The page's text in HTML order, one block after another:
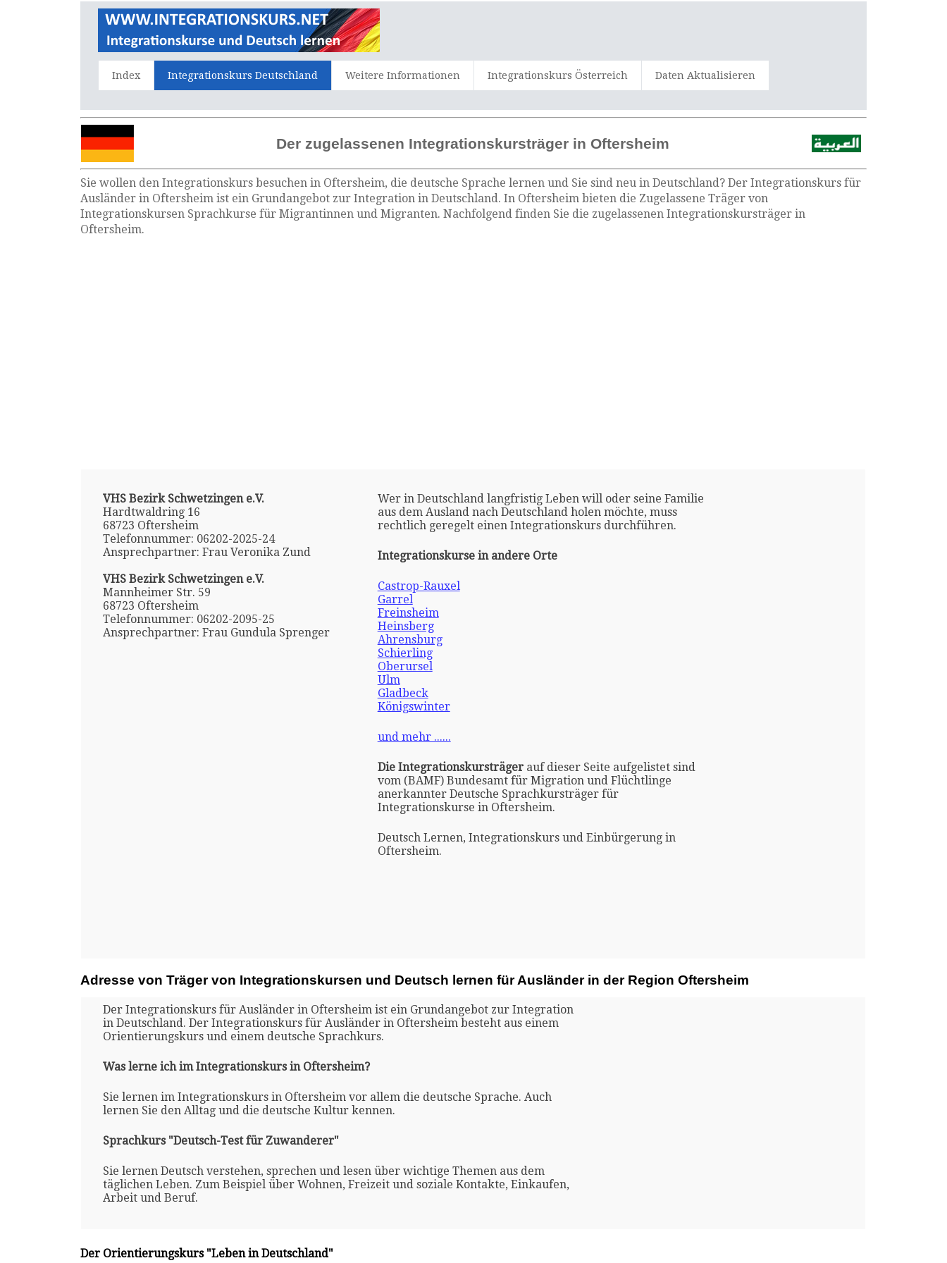
Index Integrationskurs Deutschland Weitere Informationen Integrationskurs Österreich Daten Aktualisieren
Der zugelassenen Integrationskursträger in Oftersheim
Sie wollen den Integrationskurs besuchen in Oftersheim, die deutsche Sprache lernen und Sie sind neu in Deutschland? Der Integrationskurs für
Ausländer in Oftersheim ist ein Grundangebot zur Integration in Deutschland. In Oftersheim bieten die Zugelassene Träger von
Integrationskursen Sprachkurse für Migrantinnen und Migranten. Nachfolgend finden Sie die zugelassenen Integrationskursträger in
Oftersheim.
VHS Bezirk Schwetzingen e.V.
Hardtwaldring 16
68723 Oftersheim
Telefonnummer: 06202-2025-24
Ansprechpartner: Frau Veronika Zund
VHS Bezirk Schwetzingen e.V.
Mannheimer Str. 59
68723 Oftersheim
Telefonnummer: 06202-2095-25
Ansprechpartner: Frau Gundula Sprenger
Wer in Deutschland langfristig Leben will oder seine Familie
aus dem Ausland nach Deutschland holen möchte, muss
rechtlich geregelt einen Integrationskurs durchführen.
Integrationskurse in andere Orte
Castrop-Rauxel
Garrel
Freinsheim
Heinsberg
Ahrensburg
Schierling
Oberursel
Ulm
Gladbeck
Königswinter
und mehr ......
Die Integrationskursträgerauf dieser Seite aufgelistet sind
vom (BAMF) Bundesamt für Migration und Flüchtlinge
anerkannter Deutsche Sprachkursträger für
Integrationskurse in Oftersheim.
Deutsch Lernen, Integrationskurs und Einbürgerung in
Oftersheim.
Adresse von Träger von Integrationskursen und Deutsch lernen für Ausländer in der Region Oftersheim
Der Integrationskurs für Ausländer in Oftersheim ist ein Grundangebot zur Integration
in Deutschland. Der Integrationskurs für Ausländer in Oftersheim besteht aus einem
Orientierungskurs und einem deutsche Sprachkurs.
Was lerne ich im Integrationskurs in Oftersheim?
Sie lernen im Integrationskurs in Oftersheim vor allem die deutsche Sprache. Auch
lernen Sie den Alltag und die deutsche Kultur kennen.
Sprachkurs "Deutsch-Test für Zuwanderer"
Sie lernen Deutsch verstehen, sprechen und lesen über wichtige Themen aus dem
täglichen Leben. Zum Beispiel über Wohnen, Freizeit und soziale Kontakte, Einkaufen,
Arbeit und Beruf.
Der Orientierungskurs "Leben in Deutschland"